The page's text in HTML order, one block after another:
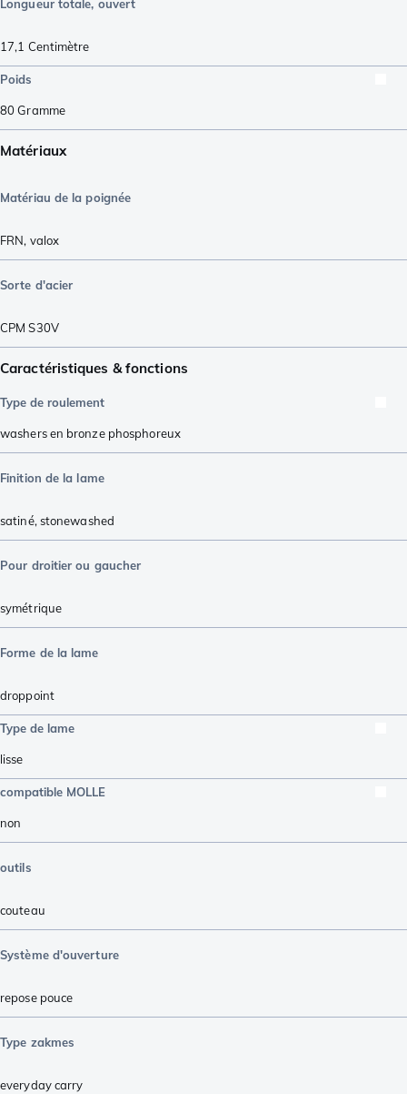
Longueur totale, ouvert
17,1 Centimètre
Poids
80Gramme
Matériaux
Matériau de la poignée
FRN, valox
Sorte d'acier
CPM S30V
Caractéristiques & fonctions
Type de roulement
washers en bronze phosphoreux
Finition de la lame
satiné, stonewashed
Pour droitier ou gaucher
symétrique
Forme de la lame
droppoint
Type de lame
lisse
compatible MOLLE
non
outils
couteau
Système d'ouverture
repose pouce
Type zakmes
everyday carry